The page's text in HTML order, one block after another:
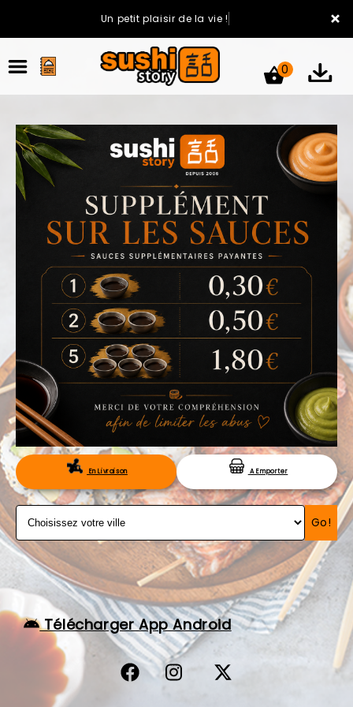
×
Un petit plaisir de la vie !
ACCUEIL
LA CARTE
VOTRE COMPTE
NOTRE RESTAURANT
VOS AVIS
MENTIONS LÉGALES
C.G.V
RÉSERVATION
0
En Livraison A Emporter
Go!
Télécharger App Android